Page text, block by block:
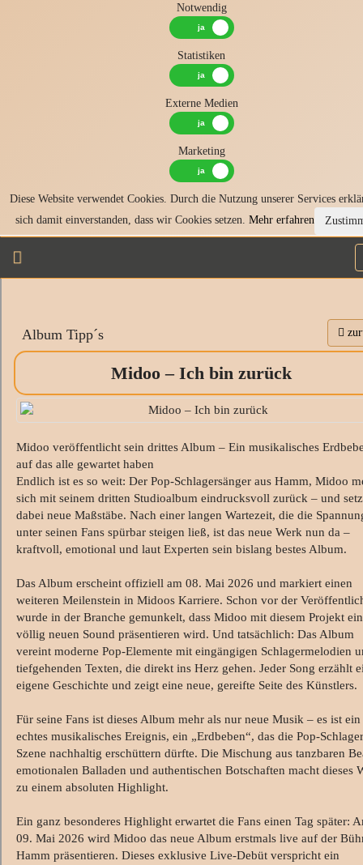
Notwendig
Statistiken
Externe Medien
Marketing
Diese Website verwendet Cookies. Durch die Nutzung unserer Services
sich damit einverstanden, dass wir Cookies setzen. Mehr erfahren
Album Tipp´s
Midoo – Ich bin zurück
Midoo veröffentlicht sein drittes Album – Ein musikalisches
auf das alle gewartet haben
Endlich ist es so weit: Der Pop-Schlagersänger aus Hamm, Midoo
sich mit seinem dritten Studioalbum eindrucksvoll zurück – und
dabei neue Maßstäbe. Nach einer langen Wartezeit, die die
unter seinen Fans spürbar steigen ließ, ist das neue Werk nun da –
kraftvoll, emotional und laut Experten sein bislang bestes Album.
Das Album erscheint offiziell am 08. Mai 2026 und markiert einen
weiteren Meilenstein in Midoos Karriere. Schon vor der
wurde in der Branche gemunkelt, dass Midoo mit diesem Projekt
völlig neuen Sound präsentieren wird. Und tatsächlich: Das Album
vereint moderne Pop-Elemente mit eingängigen Schlagermelodien
tiefgehenden Texten, die direkt ins Herz gehen. Jeder Song erzählt
eigene Geschichte und zeigt eine neue, gereifte Seite des Künstlers.
Für seine Fans ist dieses Album mehr als nur neue Musik – es ist ein
echtes musikalisches Ereignis, ein „Erdbeben“, das die Pop-
Szene nachhaltig erschüttern dürfte. Die Mischung aus tanzbaren
emotionalen Balladen und authentischen Botschaften macht dieses
zu einem absoluten Highlight.
Ein ganz besonderes Highlight erwartet die Fans einen Tag später:
09. Mai 2026 wird Midoo das neue Album erstmals live auf der
Hamm präsentieren. Dieses exklusive Live-Debüt verspricht ein